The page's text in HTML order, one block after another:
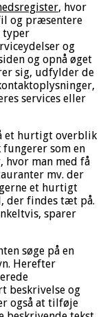
, hvor
og præsentere
typer
og
og opnå øget
sig, udfylder de
services eller
et hurtigt overblik
som en
hvor man med få
mv. der
et hurtigt
der findes tæt på.
sparer
søge på en
Herefter
beskrivelse og
også at tilføje